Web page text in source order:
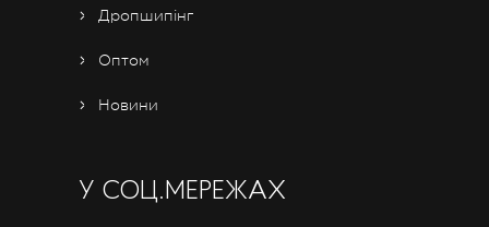
Дропшипінг
Оптом
Новини
У СОЦ.МЕРЕЖАХ